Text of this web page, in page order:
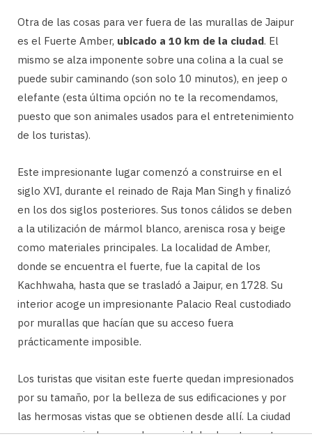
Otra de las cosas para ver fuera de las murallas de Jaipur
es el Fuerte Amber, ubicado a 10 km de la ciudad. El
mismo se alza imponente sobre una colina a la cual se
puede subir caminando (son solo 10 minutos), en jeep o
elefante (esta última opción no te la recomendamos,
puesto que son animales usados para el entretenimiento
de los turistas).
Este impresionante lugar comenzó a construirse en el
siglo XVI, durante el reinado de Raja Man Singh y finalizó
en los dos siglos posteriores. Sus tonos cálidos se deben
a la utilización de mármol blanco, arenisca rosa y beige
como materiales principales. La localidad de Amber,
donde se encuentra el fuerte, fue la capital de los
Kachhwaha, hasta que se trasladó a Jaipur, en 1728. Su
interior acoge un impresionante Palacio Real custodiado
por murallas que hacían que su acceso fuera
prácticamente imposible.
Los turistas que visitan este fuerte quedan impresionados
por su tamaño, por la belleza de sus edificaciones y por
las hermosas vistas que se obtienen desde allí. La ciudad
rosa se aprecia de un modo especial desde este punto,